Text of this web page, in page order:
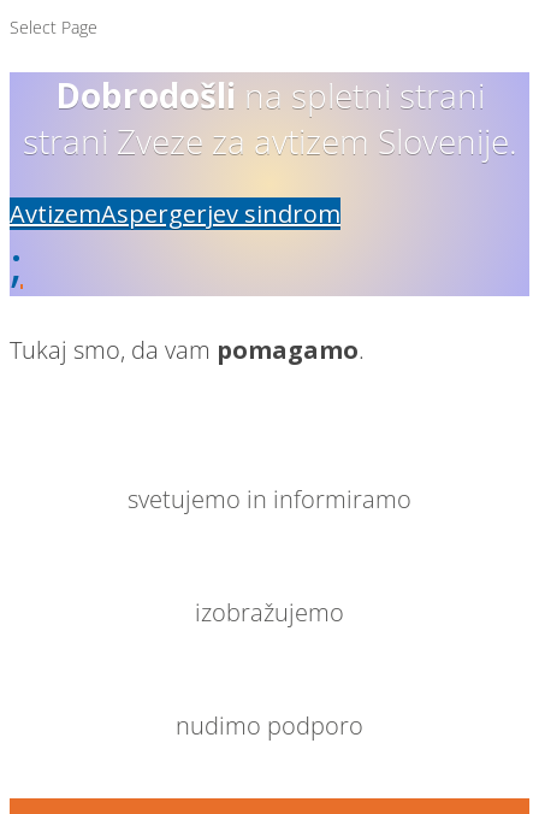
Select Page
Dobrodošli na spletni strani
strani Zveze za avtizem Slovenije.
AvtizemAspergerjev sindrom
;
Tukaj smo, da vam pomagamo.
svetujemo in informiramo
izobražujemo
nudimo podporo